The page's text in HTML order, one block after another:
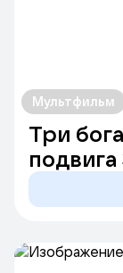
Мультфильм
Три
подвига